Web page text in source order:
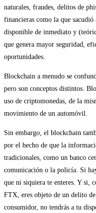
naturales, fraudes, delitos de
financieras como la que
disponible de inmediato y
que genera mayor seguridad,
oportunidades.
Blockchain a menudo se
pero son conceptos distintos.
uso de criptomonedas, de la
movimiento de un automóvil.
Sin embargo, el blockchain
por el hecho de que la
tradicionales, como un banco
comunicación o la policía. Si
que ni siquiera te enteres. Y si,
FTX, eres objeto de un delito
consumidor, no tendrás a tu